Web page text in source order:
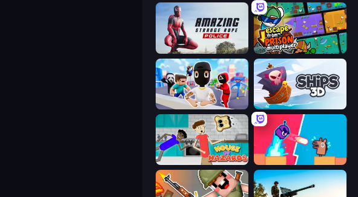
Amazing Strange Rope Police Escape From Prison Multiplayer
Ships 3D
House of Hazards Boom Slingers ReBoom